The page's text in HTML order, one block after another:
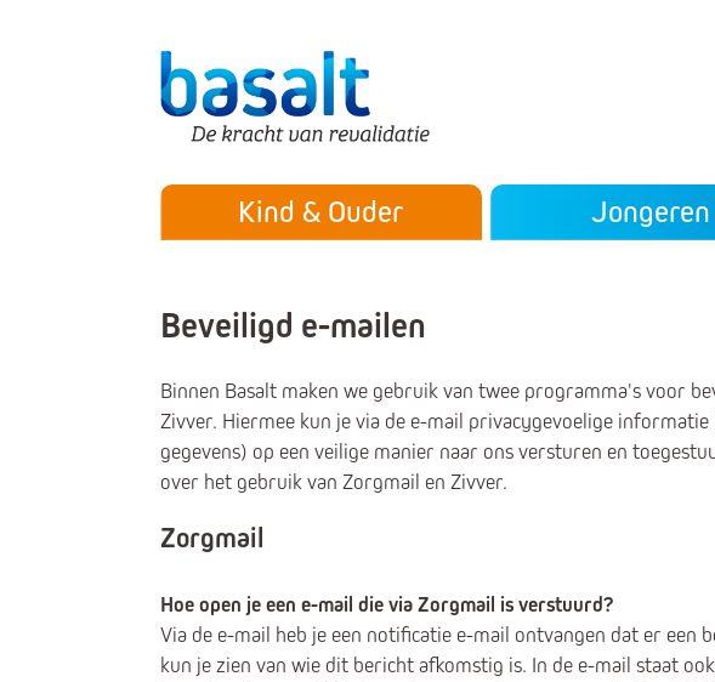
Hoofdmenu
Kind & Ouder Jongeren
Beveiligd e-mailen
Binnen Basalt maken we gebruik van twee programma's voor
Zivver. Hiermee kun je via de e-mail privacygevoelige
gegevens) op een veilige manier naar ons versturen en
over het gebruik van Zorgmail en Zivver.
Zorgmail
Hoe open je een e-mail die via Zorgmail is verstuurd?
Via de e-mail heb je een notificatie e-mail ontvangen dat er een
kun je zien van wie dit bericht afkomstig is. In de e-mail staat